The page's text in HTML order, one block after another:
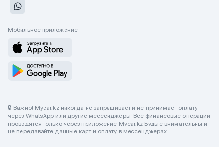
Мобильное приложение
🔒 Важно! Mycar.kz никогда не запрашивает и не принимает оплату
через WhatsApp или другие мессенджеры. Все финансовые операции
проводятся только через приложение Mycar.kz Будьте внимательны и
не передавайте данные карт и оплату в мессенджерах.